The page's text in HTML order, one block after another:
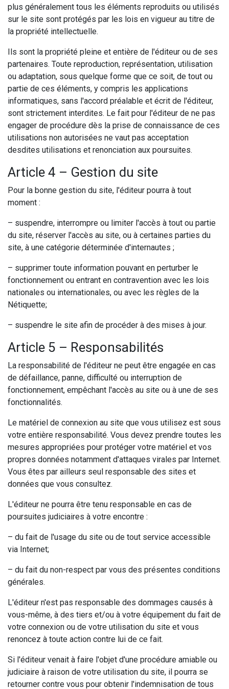
plus généralement tous les éléments reproduits ou utilisés
sur le site sont protégés par les lois en vigueur au titre de
la propriété intellectuelle.
Ils sont la propriété pleine et entière de l'éditeur ou de ses
partenaires. Toute reproduction, représentation, utilisation
ou adaptation, sous quelque forme que ce soit, de tout ou
partie de ces éléments, y compris les applications
informatiques, sans l'accord préalable et écrit de l'éditeur,
sont strictement interdites. Le fait pour l'éditeur de ne pas
engager de procédure dès la prise de connaissance de ces
utilisations non autorisées ne vaut pas acceptation
desdites utilisations et renonciation aux poursuites.
Article 4 – Gestion du site
Pour la bonne gestion du site, l'éditeur pourra à tout
moment :
– suspendre, interrompre ou limiter l'accès à tout ou partie
du site, réserver l'accès au site, ou à certaines parties du
site, à une catégorie déterminée d'internautes ;
– supprimer toute information pouvant en perturber le
fonctionnement ou entrant en contravention avec les lois
nationales ou internationales, ou avec les règles de la
Nétiquette;
– suspendre le site afin de procéder à des mises à jour.
Article 5 – Responsabilités
La responsabilité de l'éditeur ne peut être engagée en cas
de défaillance, panne, difficulté ou interruption de
fonctionnement, empêchant l'accès au site ou à une de ses
fonctionnalités.
Le matériel de connexion au site que vous utilisez est sous
votre entière responsabilité. Vous devez prendre toutes les
mesures appropriées pour protéger votre matériel et vos
propres données notamment d'attaques virales par Internet.
Vous êtes par ailleurs seul responsable des sites et
données que vous consultez.
L'éditeur ne pourra être tenu responsable en cas de
poursuites judiciaires à votre encontre :
– du fait de l'usage du site ou de tout service accessible
via Internet;
– du fait du non-respect par vous des présentes conditions
générales.
L'éditeur n'est pas responsable des dommages causés à
vous-même, à des tiers et/ou à votre équipement du fait de
votre connexion ou de votre utilisation du site et vous
renoncez à toute action contre lui de ce fait.
Si l'éditeur venait à faire l'objet d'une procédure amiable ou
judiciaire à raison de votre utilisation du site, il pourra se
retourner contre vous pour obtenir l'indemnisation de tous